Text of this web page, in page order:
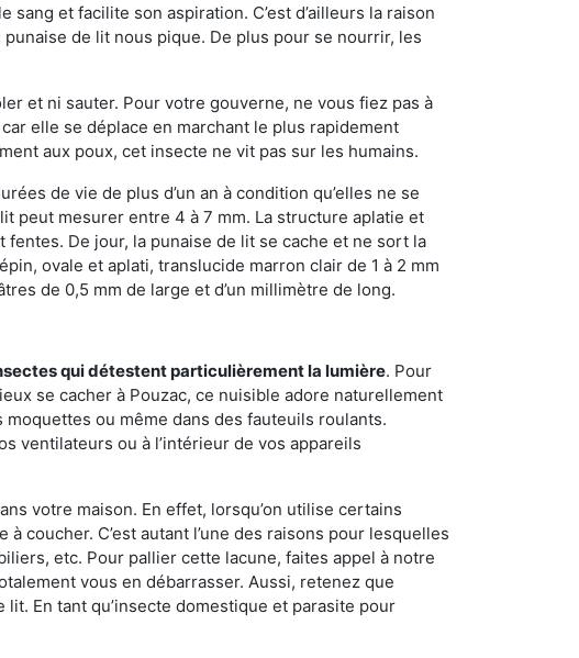
et facilite son aspiration. C’est d’ailleurs la raison
de lit nous pique. De plus pour se nourrir, les
et ni sauter. Pour votre gouverne, ne vous fiez pas à
elle se déplace en marchant le plus rapidement
aux poux, cet insecte ne vit pas sur les humains.
de vie de plus d’un an à condition qu’elles ne se
peut mesurer entre 4 à 7 mm. La structure aplatie et
De jour, la punaise de lit se cache et ne sort la
ovale et aplati, translucide marron clair de 1 à 2 mm
de 0,5 mm de large et d’un millimètre de long.
qui détestent particulièrement la lumière. Pour
se cacher à Pouzac, ce nuisible adore naturellement
ou même dans des fauteuils roulants.
ventilateurs ou à l’intérieur de vos appareils
votre maison. En effet, lorsqu’on utilise certains
coucher. C’est autant l’une des raisons pour lesquelles
etc. Pour pallier cette lacune, faites appel à notre
vous en débarrasser. Aussi, retenez que
En tant qu’insecte domestique et parasite pour